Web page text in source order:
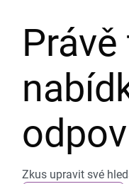
Zkus upravit své